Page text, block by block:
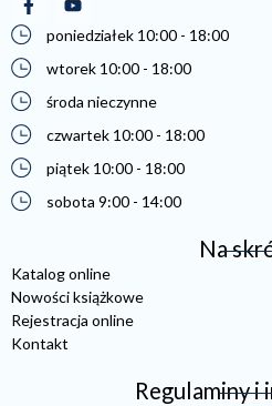
(otwiera się w nowej karcie)
(otwiera się w nowej
poniedziałek 10:00 - 18:00
wtorek 10:00 - 18:00
środa nieczynne
czwartek 10:00 - 18:00
piątek 10:00 - 18:00
sobota 9:00 - 14:00
Na
Katalog online
Nowości książkowe
Rejestracja online
Kontakt
Regulaminy i